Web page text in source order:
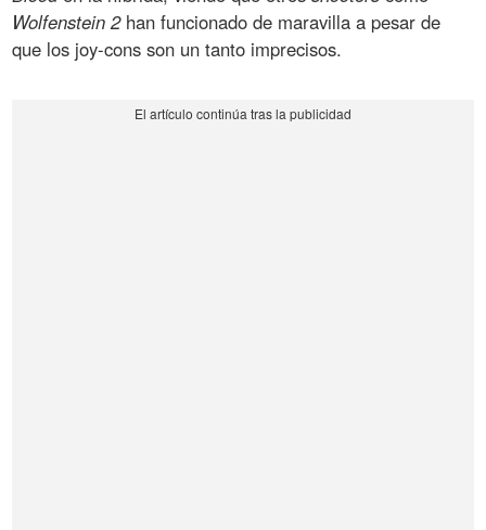
Wolfenstein 2han funcionado de maravilla a pesar de
que los joy-cons son un tanto imprecisos.